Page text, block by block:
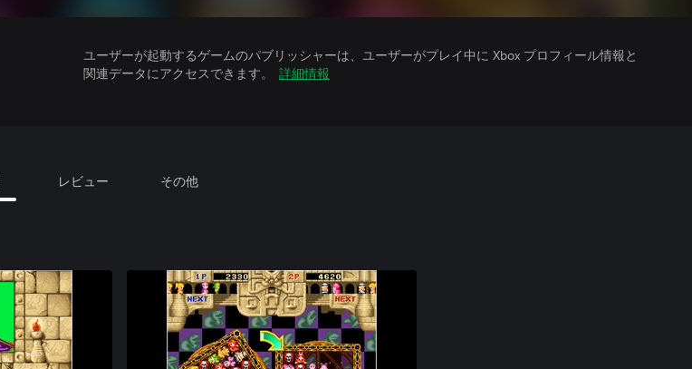
ユーザーが起動するゲームのパブリッシャーは、ユーザーがプレイ中に Xbox プロフィール情報と
関連データにアクセスできます。
詳細情報
レビュー その他